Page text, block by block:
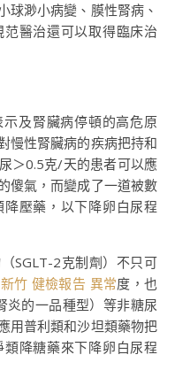
球渺小病變、膜性腎病、
醫治還可以取得臨床治
及腎臟病停頓的高危原
慢性腎臟病的疾病把持和
＞0.5克/天的患者可以應
傻氣，而變成了一道被數
壓藥，以下降卵白尿程
SGLT-2克制劑）不只可
新竹 健檢報告 異常度，也
炎的一品種型）等非糖尿
用普利類和沙坦類藥物把
降糖藥來下降卵白尿程